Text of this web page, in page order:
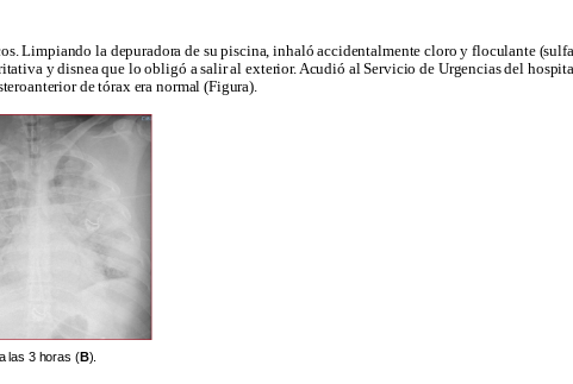
Limpiando la depuradora de su piscina, inhaló accidentalmente cloro y floculante
y disnea que lo obligó a salir al exterior. Acudió al Servicio de Urgencias del
de tórax era normal (Figura).
las 3 horas (B).